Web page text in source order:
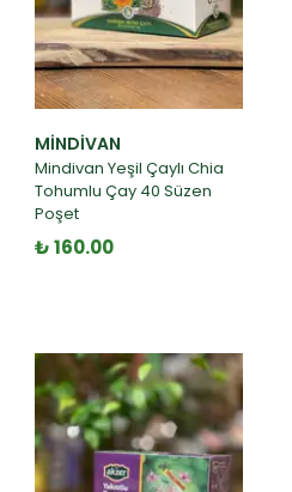
MINDIVAN
Mindivan Yeşil Çaylı Chia
Tohumlu Çay 40 Süzen
Poşet
₺ 160.00